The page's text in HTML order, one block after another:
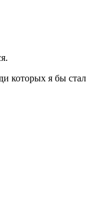
которых я бы стал